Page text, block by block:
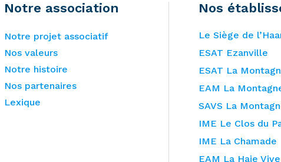
Notre association
Notre projet associatif
Nos valeurs
Notre histoire
Nos partenaires
Lexique
Nos
Le Siège de
ESAT Ezanville
ESAT La
EAM La
SAVS La
IME Le Clos du
IME La Chamade
EAM La Haie Vive